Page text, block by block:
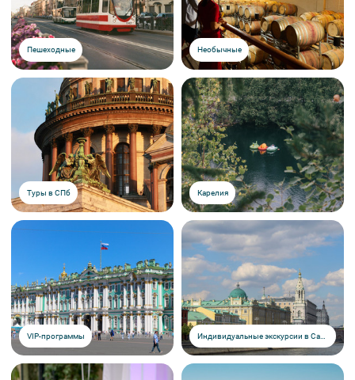
Пешеходные Необычные
Туры в СПб Карелия
VIP-программы Индивидуальные экскурсии в Санкт-Петербурге